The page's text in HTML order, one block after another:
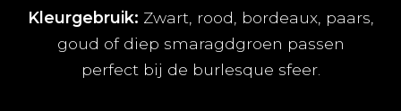
Kleurgebruik: Zwart, rood, bordeaux, paars,
goud of diep smaragdgroen passen
perfect bij de burlesque sfeer.